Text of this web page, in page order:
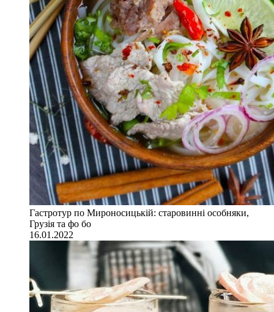
Гастротур по Мироносицькій: старовинні особняки,
Грузія та фо бо
16.01.2022